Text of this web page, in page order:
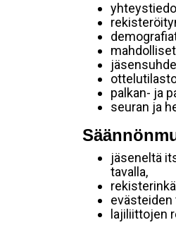
palkan- ja
seuran ja
jäseneltä
tavalla,
evästeiden
lajiliittojen